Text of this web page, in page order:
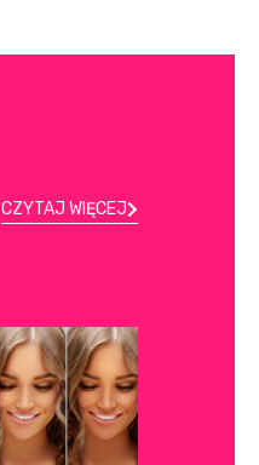
CZYTAJ WIĘCEJ